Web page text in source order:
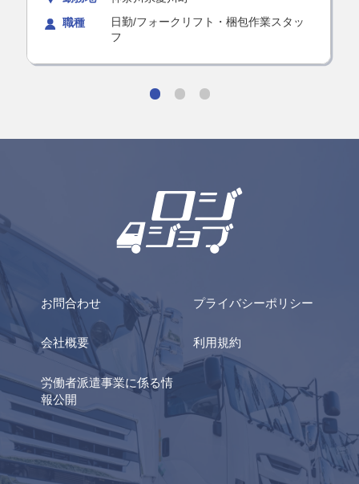
にご応募ください♪
職種
日勤/フォークリフト・梱包作業スタッ
フ
会社概要
プライバシーポリシー
利用規約
労働者派遣事業に係る情
報公開
お問合わせ